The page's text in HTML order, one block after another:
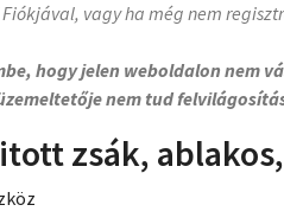
Fiókjával, vagy ha még nem
hogy jelen weboldalon nem
nem tud
zsák,